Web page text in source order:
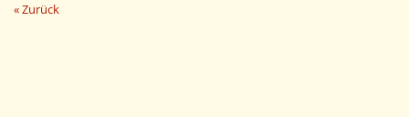
« Zurück